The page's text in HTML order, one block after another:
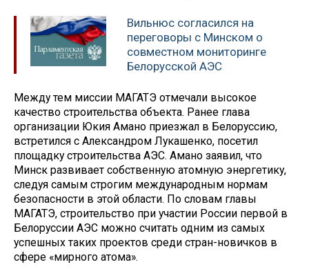
Вильнюс согласился на
переговоры с Минском о
совместном мониторинге
Белорусской АЭС
Между тем миссии МАГАТЭ отмечали высокое
качество строительства объекта. Ранее глава
организации Юкия Амано приезжал в Белоруссию,
встретился с Александром Лукашенко, посетил
площадку строительства АЭС. Амано заявил, что
Минск развивает собственную атомную энергетику,
следуя самым строгим международным нормам
безопасности в этой области. По словам главы
МАГАТЭ, строительство при участии России первой в
Белоруссии АЭС можно считать одним из самых
успешных таких проектов среди стран-новичков в
сфере «мирного атома».